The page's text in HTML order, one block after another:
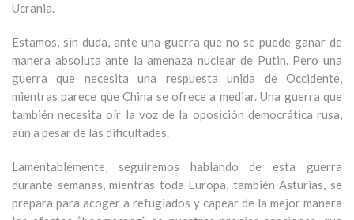
Ucrania.
Estamos, sin duda, ante una guerra que no se puede ganar de
manera absoluta ante la amenaza nuclear de Putin. Pero una
guerra que necesita una respuesta unida de Occidente,
mientras parece que China se ofrece a mediar. Una guerra que
también necesita oír la voz de la oposición democrática rusa,
aún a pesar de las dificultades.
Lamentablemente, seguiremos hablando de esta guerra
durante semanas, mientras toda Europa, también Asturias, se
prepara para acoger a refugiados y capear de la mejor manera